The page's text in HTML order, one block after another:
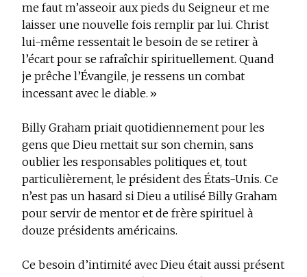
me faut m’asseoir aux pieds du Seigneur et me
laisser une nouvelle fois remplir par lui. Christ
lui-même ressentait le besoin de se retirer à
l’écart pour se rafraîchir spirituellement. Quand
je prêche l’Évangile, je ressens un combat
incessant avec le diable. »
Billy Graham priait quotidiennement pour les
gens que Dieu mettait sur son chemin, sans
oublier les responsables politiques et, tout
particulièrement, le président des États-Unis. Ce
n’est pas un hasard si Dieu a utilisé Billy Graham
pour servir de mentor et de frère spirituel à
douze présidents américains.
Ce besoin d’intimité avec Dieu était aussi présent